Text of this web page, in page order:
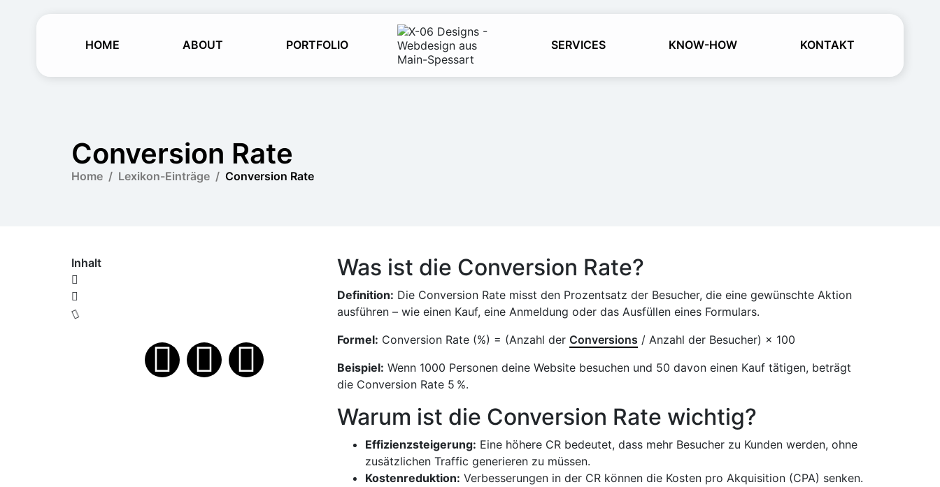
HOME ABOUT PORTFOLIO SERVICES KNOW-HOW KONTAKT
Conversion Rate
Home Lexikon-Einträge Conversion Rate
Inhalt Was ist die Conversion Rate?
Definition: Die Conversion Rate misst den Prozentsatz der Besucher, die eine gewünschte Aktion
ausführen – wie einen Kauf, eine Anmeldung oder das Ausfüllen eines Formulars.​
Formel: Conversion Rate (%) = (Anzahl der Conversions / Anzahl der Besucher) × 100
Beispiel: Wenn 1000 Personen deine Website besuchen und 50 davon einen Kauf tätigen, beträgt
die Conversion Rate 5 %.
Warum ist die Conversion Rate wichtig?
Effizienzsteigerung: Eine höhere CR bedeutet, dass mehr Besucher zu Kunden werden, ohne
zusätzlichen Traffic generieren zu müssen.
Kostenreduktion: Verbesserungen in der CR können die Kosten pro Akquisition (CPA) senken.